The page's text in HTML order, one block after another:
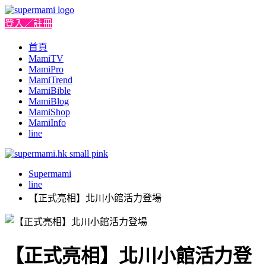
登入／註冊
首頁
MamiTV
MamiPro
MamiTrend
MamiBible
MamiBlog
MamiShop
MamiInfo
line
Supermami
line
【正式亮相】北川小館活力登場
【正式亮相】北川小館活力登